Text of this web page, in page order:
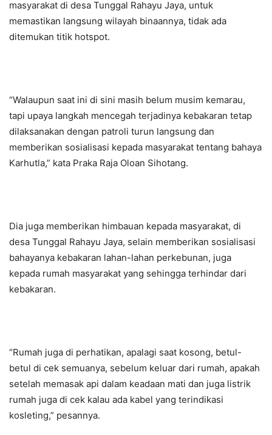
masyarakat di desa Tunggal Rahayu Jaya, untuk
memastikan langsung wilayah binaannya, tidak ada
ditemukan titik hotspot.
“Walaupun saat ini di sini masih belum musim kemarau,
tapi upaya langkah mencegah terjadinya kebakaran tetap
dilaksanakan dengan patroli turun langsung dan
memberikan sosialisasi kepada masyarakat tentang bahaya
Karhutla,” kata Praka Raja Oloan Sihotang.
Dia juga memberikan himbauan kepada masyarakat, di
desa Tunggal Rahayu Jaya, selain memberikan sosialisasi
bahayanya kebakaran lahan-lahan perkebunan, juga
kepada rumah masyarakat yang sehingga terhindar dari
kebakaran.
“Rumah juga di perhatikan, apalagi saat kosong, betul-
betul di cek semuanya, sebelum keluar dari rumah, apakah
setelah memasak api dalam keadaan mati dan juga listrik
rumah juga di cek kalau ada kabel yang terindikasi
kosleting,” pesannya.